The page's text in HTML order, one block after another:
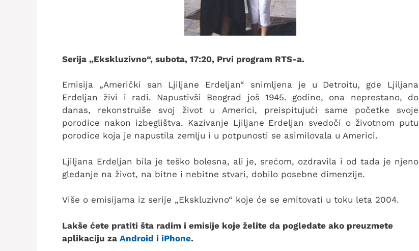
Serija „Ekskluzivno“, subota, 17:20, Prvi program RTS-a.
Emisija „Američki san Ljiljane Erdeljan“ snimljena je u Detroitu, gde Ljiljana
Erdeljan živi i radi. Napustivši Beograd još 1945. godine, ona neprestano, do
danas, rekonstruiše svoj život u Americi, preispitujući same početke svoje
porodice nakon izbeglištva. Kazivanje Ljiljane Erdeljan svedoči o životnom putu
porodice koja je napustila zemlju i u potpunosti se asimilovala u Americi.
Ljiljana Erdeljan bila je teško bolesna, ali je, srećom, ozdravila i od tada je njeno
gledanje na život, na bitne i nebitne stvari, dobilo posebne dimenzije.
Više o emisijama iz serije „Ekskluzivno“ koje će se emitovati u toku leta 2004.
Lakše ćete pratiti šta radim i emisije koje želite da pogledate ako preuzmete
aplikaciju za Android i iPhone.